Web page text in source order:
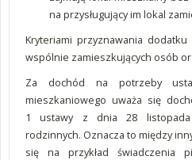
na przysługujący im lokal
Kryteriami przyznawania
wspólnie zamieszkujących osób
Za dochód na potrzeby
mieszkaniowego uważa się
1 ustawy z dnia 28
rodzinnych. Oznacza to między
się na przykład świadczenia